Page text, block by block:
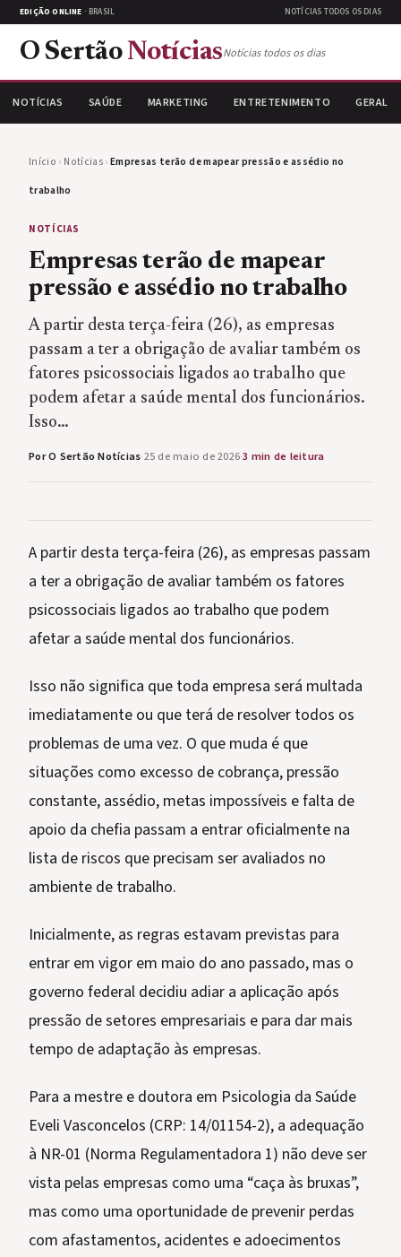
EDIÇÃO ONLINE · BRASIL NOTÍCIAS TODOS OS DIAS
O Sertão NotíciasNotícias todos os dias
NOTÍCIAS SAÚDE MARKETING ENTRETENIMENTO GERAL
Início › Notícias›Empresas terão de mapear pressão e assédio no
trabalho
NOTÍCIAS
Empresas terão de mapear
pressão e assédio no trabalho
A partir desta terça-feira (26), as empresas
passam a ter a obrigação de avaliar também os
fatores psicossociais ligados ao trabalho que
podem afetar a saúde mental dos funcionários.
Isso…
Por O Sertão Notícias·25 de maio de 2026·3 min de leitura
A partir desta terça-feira (26), as empresas passam
a ter a obrigação de avaliar também os fatores
psicossociais ligados ao trabalho que podem
afetar a saúde mental dos funcionários.
Isso não significa que toda empresa será multada
imediatamente ou que terá de resolver todos os
problemas de uma vez. O que muda é que
situações como excesso de cobrança, pressão
constante, assédio, metas impossíveis e falta de
apoio da chefia passam a entrar oficialmente na
lista de riscos que precisam ser avaliados no
ambiente de trabalho.
Inicialmente, as regras estavam previstas para
entrar em vigor em maio do ano passado, mas o
governo federal decidiu adiar a aplicação após
pressão de setores empresariais e para dar mais
tempo de adaptação às empresas.
Para a mestre e doutora em Psicologia da Saúde
Eveli Vasconcelos (CRP: 14/01154-2), a adequação
à NR-01 (Norma Regulamentadora 1) não deve ser
vista pelas empresas como uma “caça às bruxas”,
mas como uma oportunidade de prevenir perdas
com afastamentos, acidentes e adoecimentos